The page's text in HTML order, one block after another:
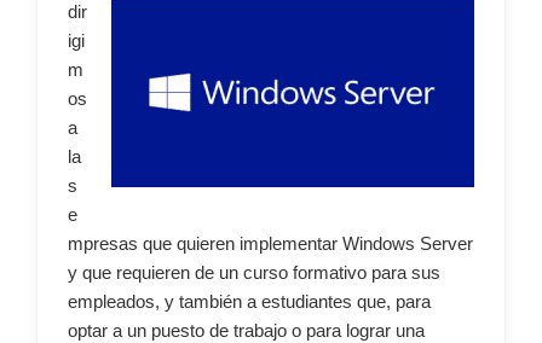
dir
igi
m
os
a
la
s
e
mpresas que quieren implementar Windows Server
y que requieren de un curso formativo para sus
empleados, y también a estudiantes que, para
optar a un puesto de trabajo o para lograr una